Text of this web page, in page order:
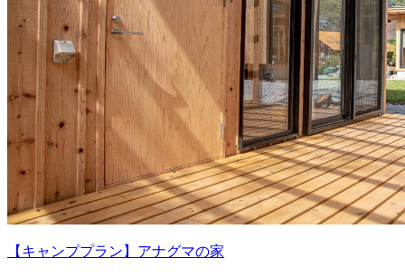
【キャンププラン】アナグマの家